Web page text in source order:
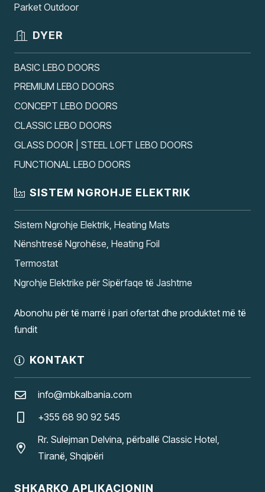
Parket Outdoor
DYER
BASIC LEBO DOORS
PREMIUM LEBO DOORS
CONCEPT LEBO DOORS
CLASSIC LEBO DOORS
GLASS DOOR | STEEL LOFT LEBO DOORS
FUNCTIONAL LEBO DOORS
SISTEM NGROHJE ELEKTRIK
Sistem Ngrohje Elektrik, Heating Mats
Nënshtresë Ngrohëse, Heating Foil
Termostat
Ngrohje Elektrike për Sipërfaqe të Jashtme
Abonohu për të marrë i pari ofertat dhe produktet më të
fundit
KONTAKT
info@mbkalbania.com
+355 68 90 92 545
Rr. Sulejman Delvina, përballë Classic Hotel,
Tiranë, Shqipëri
SHKARKO APLIKACIONIN